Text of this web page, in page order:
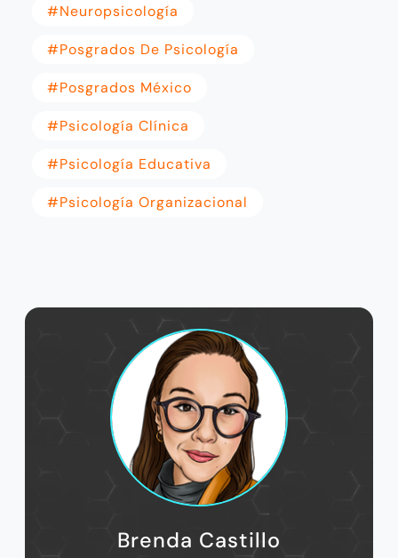
#neuropsicología
#posgrados De Psicología
#posgrados México
#psicología Clínica
#psicología Educativa
#psicología Organizacional
Brenda Castillo